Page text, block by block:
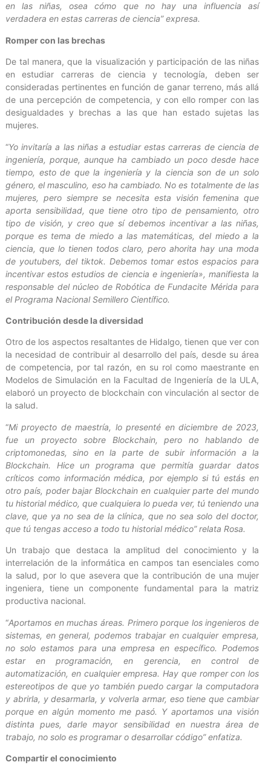
en las niñas, osea cómo que no hay una influencia así
verdadera en estas carreras de ciencia” expresa.
Romper con las brechas
De tal manera, que la visualización y participación de las niñas
en estudiar carreras de ciencia y tecnología, deben ser
consideradas pertinentes en función de ganar terreno, más allá
de una percepción de competencia, y con ello romper con las
desigualdades y brechas a las que han estado sujetas las
mujeres.
“Yo invitaría a las niñas a estudiar estas carreras de ciencia de
ingeniería, porque, aunque ha cambiado un poco desde hace
tiempo, esto de que la ingeniería y la ciencia son de un solo
género, el masculino, eso ha cambiado. No es totalmente de las
mujeres, pero siempre se necesita esta visión femenina que
aporta sensibilidad, que tiene otro tipo de pensamiento, otro
tipo de visión, y creo que sí debemos incentivar a las niñas,
porque es tema de miedo a las matemáticas, del miedo a la
ciencia, que lo tienen todos claro, pero ahorita hay una moda
de youtubers, del tiktok. Debemos tomar estos espacios para
incentivar estos estudios de ciencia e ingeniería», manifiesta la
responsable del núcleo de Robótica de Fundacite Mérida para
el Programa Nacional Semillero Científico.
Contribución desde la diversidad
Otro de los aspectos resaltantes de Hidalgo, tienen que ver con
la necesidad de contribuir al desarrollo del país, desde su área
de competencia, por tal razón, en su rol como maestrante en
Modelos de Simulación en la Facultad de Ingeniería de la ULA,
elaboró un proyecto de blockchain con vinculación al sector de
la salud.
“Mi proyecto de maestría, lo presenté en diciembre de 2023,
fue un proyecto sobre Blockchain, pero no hablando de
criptomonedas, sino en la parte de subir información a la
Blockchain. Hice un programa que permitía guardar datos
críticos como información médica, por ejemplo si tú estás en
otro país, poder bajar Blockchain en cualquier parte del mundo
tu historial médico, que cualquiera lo pueda ver, tú teniendo una
clave, que ya no sea de la clínica, que no sea solo del doctor,
que tú tengas acceso a todo tu historial médico” relata Rosa.
Un trabajo que destaca la amplitud del conocimiento y la
interrelación de la informática en campos tan esenciales como
la salud, por lo que asevera que la contribución de una mujer
ingeniera, tiene un componente fundamental para la matriz
productiva nacional.
“Aportamos en muchas áreas. Primero porque los ingenieros de
sistemas, en general, podemos trabajar en cualquier empresa,
no solo estamos para una empresa en específico. Podemos
estar en programación, en gerencia, en control de
automatización, en cualquier empresa. Hay que romper con los
estereotipos de que yo también puedo cargar la computadora
y abrirla, y desarmarla, y volverla armar, eso tiene que cambiar
porque en algún momento me pasó. Y aportamos una visión
distinta pues, darle mayor sensibilidad en nuestra área de
trabajo, no solo es programar o desarrollar código” enfatiza.
Compartir el conocimiento